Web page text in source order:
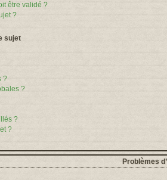
être validé ?
?
sujet
?
?
?
?
Problèmes